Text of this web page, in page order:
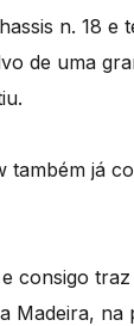
n. 18 e
de uma
já
consigo
Madeira, na